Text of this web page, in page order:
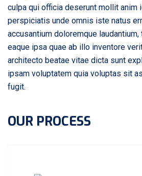
culpa qui officia deserunt mollit anim
perspiciatis unde omnis iste natus
accusantium doloremque
eaque ipsa quae ab illo inventore
architecto beatae vitae dicta sunt
ipsam voluptatem quia voluptas sit
fugit.
OUR PROCESS